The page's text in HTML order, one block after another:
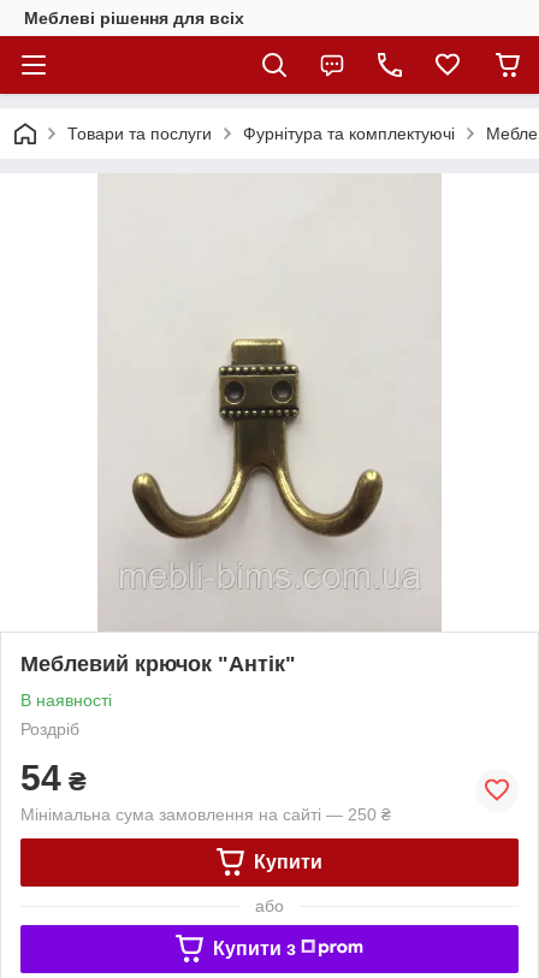
Меблеві рішення для всіх
Товари та послуги Фурнітура та комплектуючі
Меблевий крючок "Антік"
В наявності
Роздріб
54 ₴
Мінімальна сума замовлення на сайті — 250 ₴
Купити
або
Купити з